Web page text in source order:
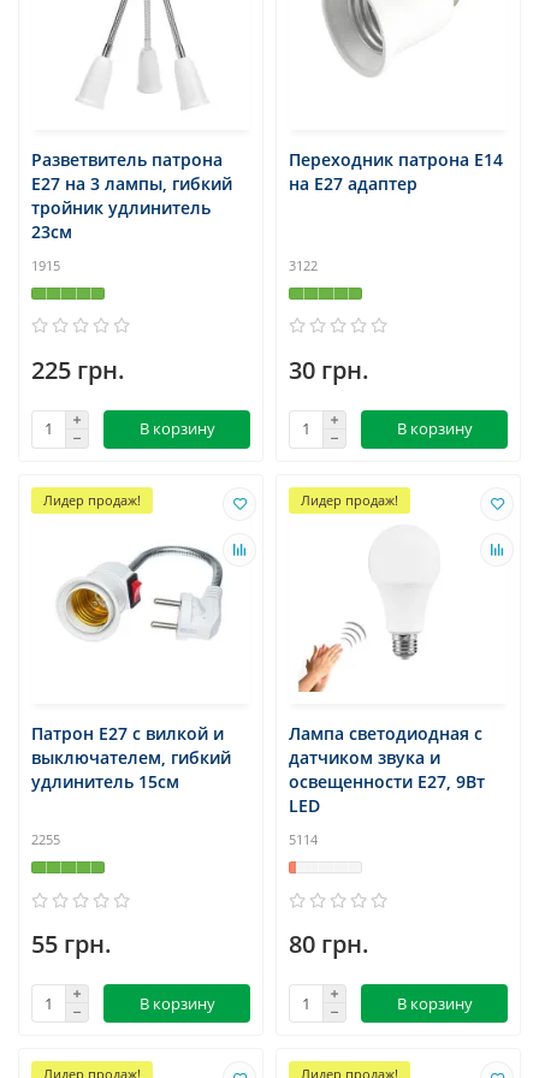
Разветвитель патрона
Е27 на 3 лампы, гибкий
тройник удлинитель
23см
1915
225 грн.
В корзину
Переходник патрона E14
на E27 адаптер
3122
30 грн.
В корзину
Лидер продаж!
Патрон Е27 с вилкой и
выключателем, гибкий
удлинитель 15см
2255
55 грн.
В корзину
Лидер продаж!
Лампа светодиодная с
датчиком звука и
освещенности E27, 9Вт
LED
5114
80 грн.
В корзину
Лидер продаж! Лидер продаж!